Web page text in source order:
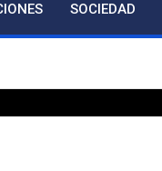
SOCIEDAD